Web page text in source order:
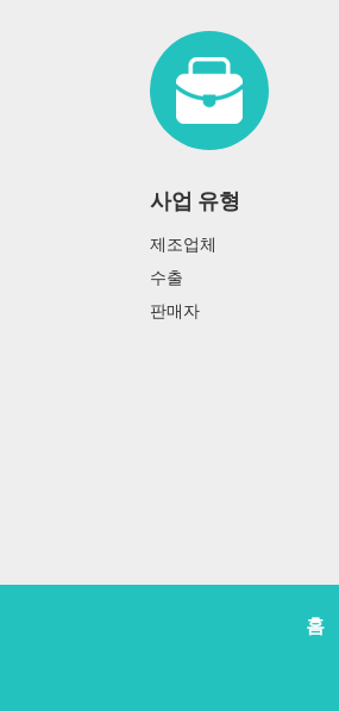
사업 유형
제조업체
수출
판매자
홈